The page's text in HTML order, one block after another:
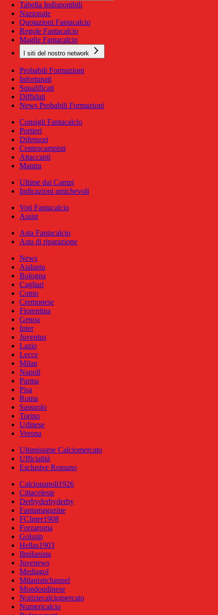
Tabella Indisponibili
Nazionale
Quotazioni Fantacalcio
Regole Fantacalcio
Maglie Fantacalcio
I siti del nostro network
Probabili Formazioni
Infortunati
Squalificati
Diffidati
News Probabili Formazioni
Consigli Fantacalcio
Portieri
Difensori
Centrocampisti
Attaccanti
Mantra
Ultime dai Campi
Indicazioni amichevoli
Voti Fantacalcio
Assist
Asta Fantacalcio
Asta di riparazione
News
Atalanta
Bologna
Cagliari
Como
Cremonese
Fiorentina
Genoa
Inter
Juventus
Lazio
Lecce
Milan
Napoli
Parma
Pisa
Roma
Sassuolo
Torino
Udinese
Verona
Ultimissime Calciomercato
Ufficialità
Esclusive Romano
Calcionapoli1926
Cittaceleste
Derbyderbyderby
Fantamagazine
FCInter1908
Forzaroma
Golssip
Hellas1903
Ilmilanista
Juvenews
Mediagol
Milanistichannel
Mondoudinese
Notiziecalciomercato
Numericalcio